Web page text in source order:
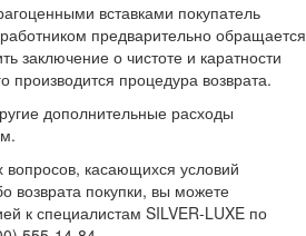
вставками покупатель
предварительно обращается
заключение о чистоте и каратности
производится процедура возврата.
дополнительные расходы
касающихся условий
возврата покупки, вы можете
к специалистам SILVER-LUXE по